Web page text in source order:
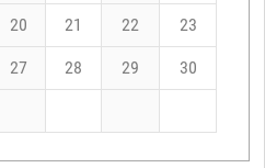
20 21 22 23
27 28 29 30